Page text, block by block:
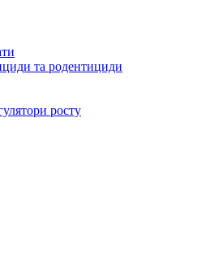
та родентициди
росту